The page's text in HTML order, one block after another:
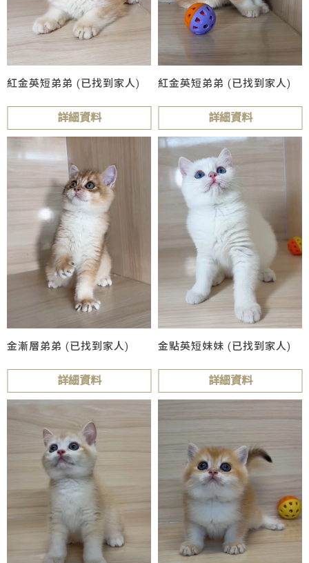
紅金英短弟弟 (已找到家人)
詳細資料
紅金英短弟弟 (已找到家人)
詳細資料
金漸層弟弟 (已找到家人)
詳細資料
金點英短妹妹 (已找到家人)
詳細資料